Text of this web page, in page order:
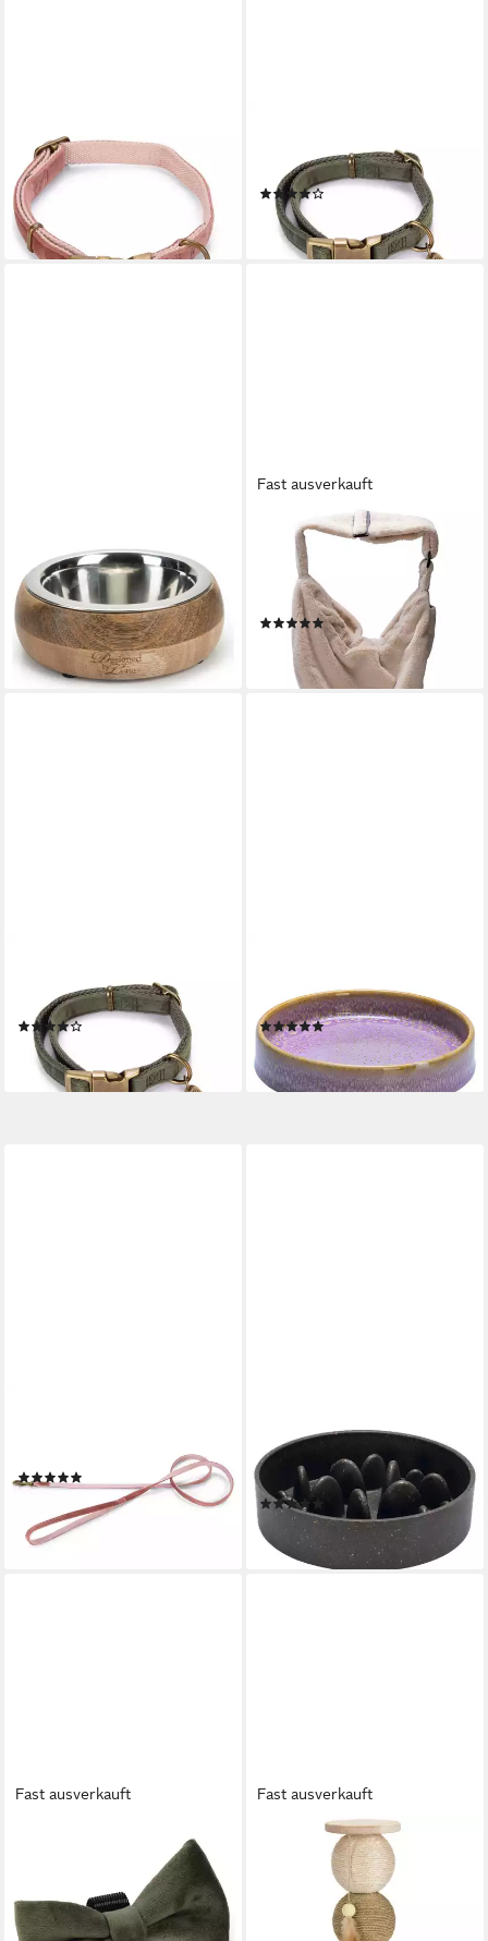
Hunde-Halsband
Hundehalsband Velura pink
ab 6,59 €
lieferbar - in 9-11 Werktagen bei
dir
Hundehalsband Velura grün
ab 6,59 €
lieferbar - in 3-4 Werktagen bei dir
Futternapf Holznapf Mandira
ab 14,00 € UVP17,99 €
-22%
lieferbar - in 4-5 Werktagen bei dir
Fast ausverkauft
DESIGNED BY LOTTE
Tiertransporttasche
Transporttasche Laki beige
für Hunde
(1)
47,49 €
lieferbar - in 3-4 Werktagen bei dir
Hundehalsband Velura grün
ab 6,59 €
lieferbar - in 3-4 Werktagen bei dir
aus Keramik rosa
(2)
ab 9,89 €
lieferbar in 4 Wochen
lieferbar - in 3-4 Werktagen bei dir
Antischlingnapf Antischling-
Napf Pom grau aus Bambus
für Hunde
ab 13,79 €
lieferbar - in 3-4 Werktagen bei dir
Fast ausverkauft
Hundefliege Fliege Zaza grün
für Hundehalsbänder
ab 5,49 €
lieferbar - in 3-4 Werktagen bei dir
Fast ausverkauft
DESIGNED BY LOTTE
Kratzbaum Holz-Kratzbälle
lieferbar - in 3-4 Werktagen bei dir